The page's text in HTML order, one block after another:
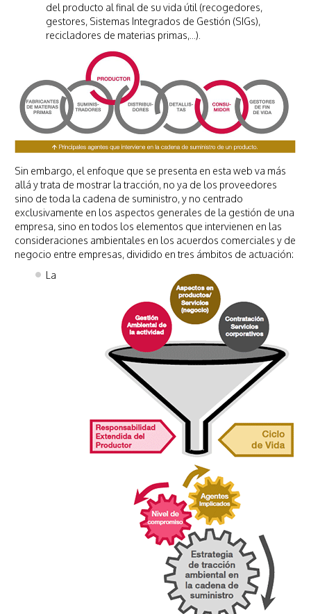
del producto al final de su vida útil (recogedores,
gestores, Sistemas Integrados de Gestión (SIGs),
recicladores de materias primas,...).
Sin embargo, el enfoque que se presenta en esta web va más
allá y trata de mostrar la tracción, no ya de los proveedores
sino de toda la cadena de suministro, y no centrado
exclusivamente en los aspectos generales de la gestión de una
empresa, sino en todos los elementos que intervienen en las
consideraciones ambientales en los acuerdos comerciales y de
negocio entre empresas, dividido en tres ámbitos de actuación:
La